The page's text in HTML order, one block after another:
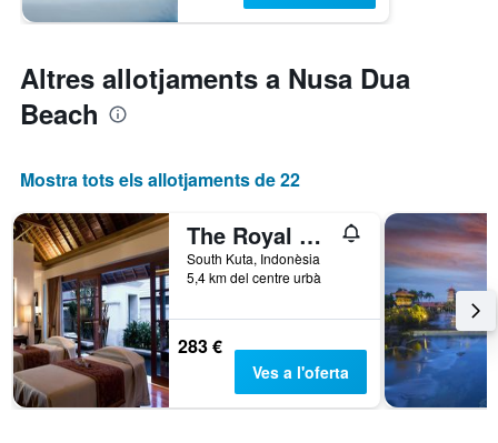
Altres allotjaments a Nusa Dua
Beach
Mostra tots els allotjaments de 22
The Royal Santrian
South Kuta, Indonèsia
5,4 km del centre urbà
283 €
Ves a l'oferta